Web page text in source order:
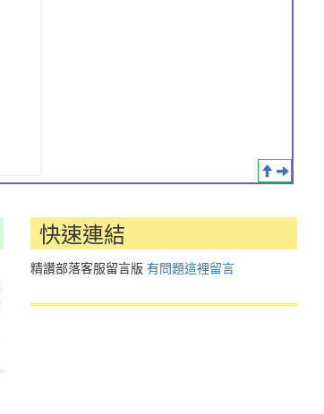
快速連結
精讚部落客服留言版 有問題這裡留言